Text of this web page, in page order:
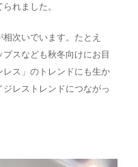
れました。
次いでいます。たとえ
スなども秋冬向けにお目
ス」のトレンドにも生か
レストレンドにつながっ